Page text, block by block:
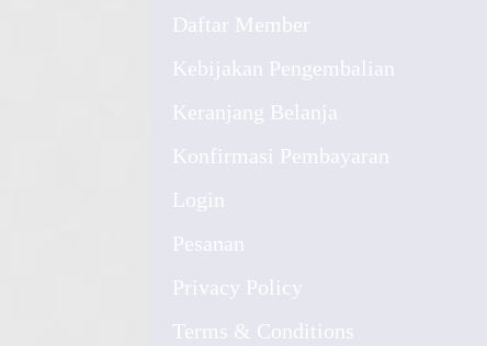
Daftar Member
Kebijakan Pengembalian
Keranjang Belanja
Konfirmasi Pembayaran
Login
Pesanan
Privacy Policy
Terms & Conditions